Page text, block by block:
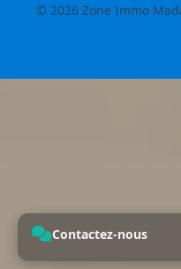
© 2026 Zone Immo
Contactez-nous